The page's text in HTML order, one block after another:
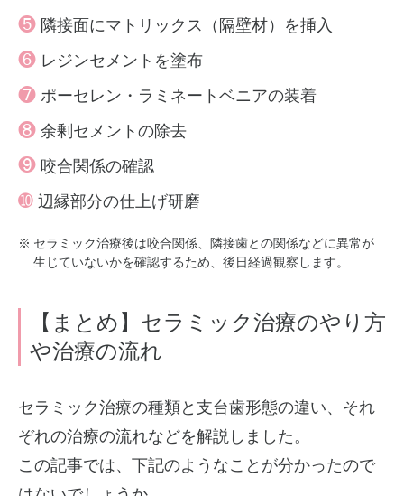
❺ 隣接面にマトリックス（隔壁材）を挿入
❻ レジンセメントを塗布
❼ ポーセレン・ラミネートベニアの装着
❽ 余剰セメントの除去
❾ 咬合関係の確認
➓ 辺縁部分の仕上げ研磨
セラミック治療後は咬合関係、隣接歯との関係などに異常が
生じていないかを確認するため、後日経過観察します。
【まとめ】セラミック治療のやり方
や治療の流れ
セラミック治療の種類と支台歯形態の違い、それ
ぞれの治療の流れなどを解説しました。
この記事では、下記のようなことが分かったので